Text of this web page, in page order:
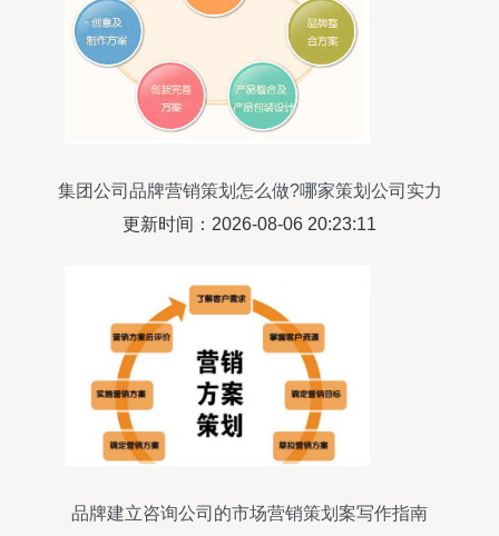
集团公司品牌营销策划怎么做?哪家策划公司实力
强?
更新时间：2026-08-06 20:23:11
品牌建立咨询公司的市场营销策划案写作指南